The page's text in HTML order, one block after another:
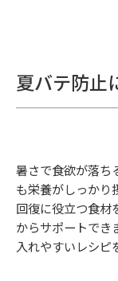
夏バテ防止
暑さで食欲が落ち
も栄養がしっかり
回復に役立つ食材
からサポートでき
入れやすいレシピ